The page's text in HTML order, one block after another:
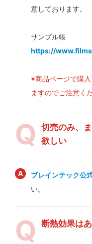
意しております。
サンプル帳
https://
※商品ページで購
ますのでご注意く
切売のみ、
欲しい
ブレインテック公
い。
断熱効果は